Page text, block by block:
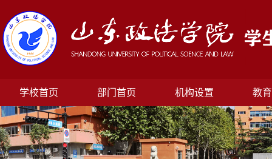
学校首页 部门首页 机构设置 教